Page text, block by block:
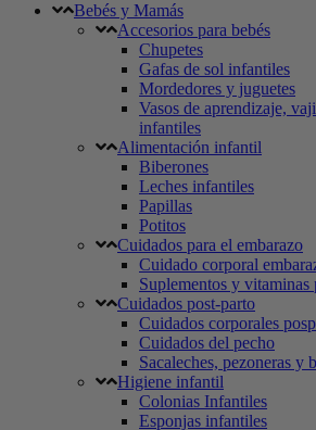
Bebés y Mamás
Accesorios para bebés
Chupetes
Gafas de sol infantiles
Mordedores y juguetes
Vasos de aprendizaje,
infantiles
Alimentación infantil
Biberones
Leches infantiles
Papillas
Potitos
Cuidados para el embarazo
Cuidado corporal
Suplementos y vitaminas
Cuidados post-parto
Cuidados corporales
Cuidados del pecho
Sacaleches, pezoneras y
Higiene infantil
Colonias Infantiles
Esponjas infantiles